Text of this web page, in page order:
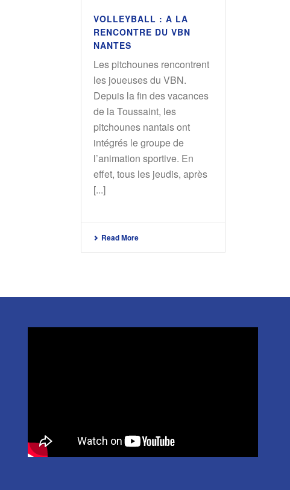
VOLLEYBALL : A LA
RENCONTRE DU VBN
NANTES
Les pitchounes rencontrent
les joueuses du VBN.
Depuis la fin des vacances
de la Toussaint, les
pitchounes nantais ont
intégrés le groupe de
l’animation sportive. En
effet, tous les jeudis, après
[...]
Read More